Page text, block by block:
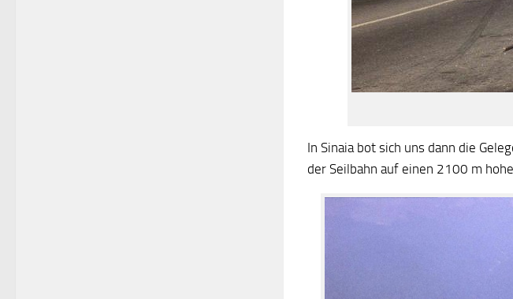
In Sinaia bot sich uns dann die
der Seilbahn auf einen 2100 m